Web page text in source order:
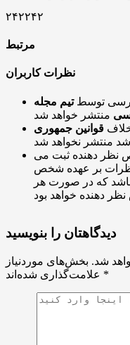
۲۴۲۲۴۲
مرتبط
نظرات کاربران
توسطتیم مجله
قوانین جمهوری
نظر دهنده ثبت می
بر عهده شخص
که در صورت هر
دیدگاهتان را بنویسید
شد. بخش‌های موردنیاز
*